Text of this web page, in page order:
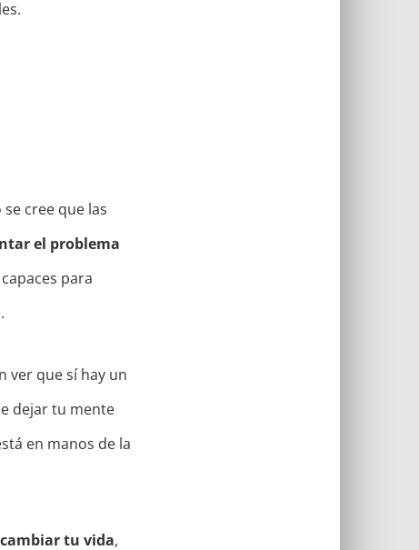
cree que las
el problema
para
ver que sí hay un
dejar tu mente
en manos de la
tu vida,